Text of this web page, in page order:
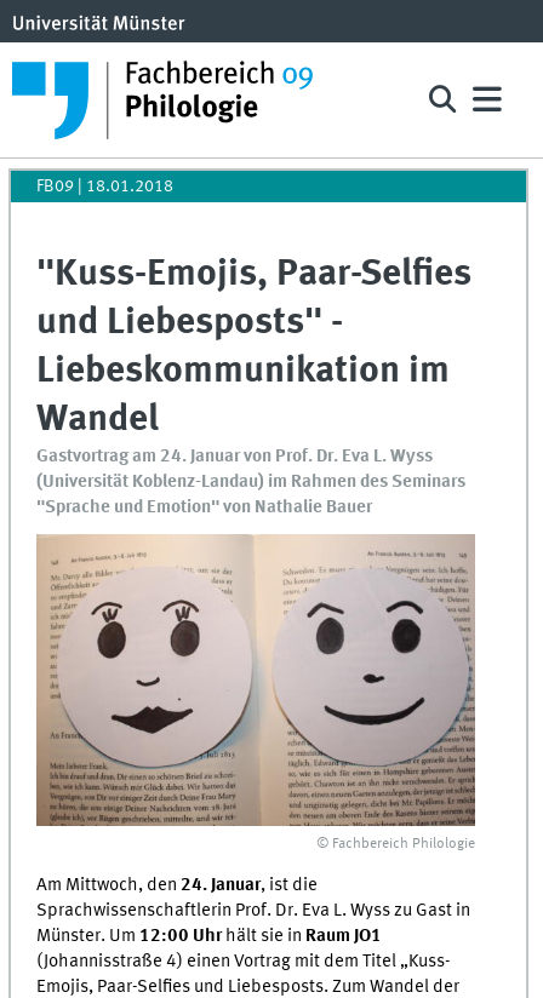
FB09 18.01.2018
"Kuss-Emojis, Paar-Selfies
und Liebesposts" -
Liebeskommunikation im
Wandel
Gastvortrag am 24. Januar von Prof. Dr. Eva L. Wyss
(Universität Koblenz-Landau) im Rahmen des Seminars
"Sprache und Emotion" von Nathalie Bauer
© Fachbereich Philologie
Am Mittwoch, den24. Januar, ist die
Sprachwissenschaftlerin Prof. Dr. Eva L. Wyss zu Gast in
Münster. Um 12:00 Uhrhält sie in Raum JO1
(Johannisstraße 4) einen Vortrag mit dem Titel „Kuss-
Emojis, Paar-Selfies und Liebesposts. Zum Wandel der